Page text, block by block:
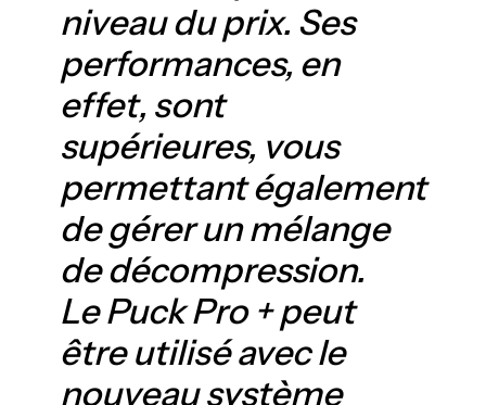
niveau du prix. Ses
performances, en
effet, sont
supérieures, vous
permettant également
de gérer un mélange
de décompression.
Le Puck Pro + peut
être utilisé avec le
nouveau système